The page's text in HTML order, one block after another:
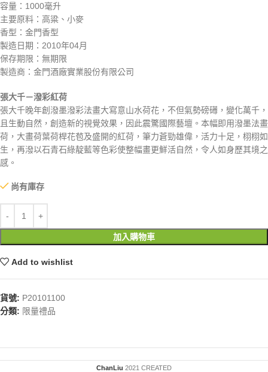
容量：1000毫升
主要原料：高粱、小麥
香型：金門香型
製造日期：2010年04月
保存期限：無期限
製造商：金門酒廠實業股份有限公司
張大千－潑彩紅荷
張大千晚年創潑墨潑彩法畫大寫意山水荷花，不但氣勢磅礡，變化萬千，
且生動自然，創造新的視覺效果，因此震驚國際藝壇。本幅即用潑墨法畫
荷，大畫荷葉荷桿花苞及盛開的紅荷，筆力蒼勁雄偉，活力十足，栩栩如
生，再潑以石青石綠靛藍等色彩使整幅畫更鮮活自然，令人如身歷其境之
感。
尚有庫存
加入購物車
Add to wishlist
貨號: P20101100
分類: 限量禮品
ChanLiu 2021 CREATED